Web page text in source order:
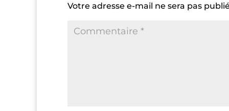
Votre adresse e-mail ne sera pas